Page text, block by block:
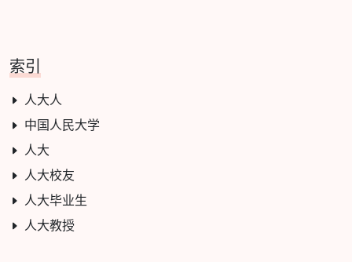
索引
人大人
中国人民大学
人大
人大校友
人大毕业生
人大教授